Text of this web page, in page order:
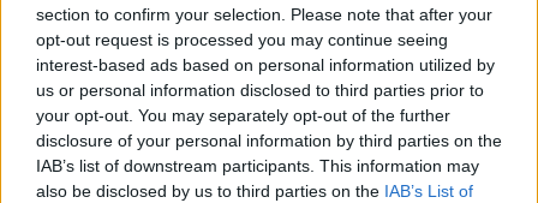
section to confirm your selection. Please note that after your
opt-out request is processed you may continue seeing
interest-based ads based on personal information utilized by
us or personal information disclosed to third parties prior to
your opt-out. You may separately opt-out of the further
disclosure of your personal information by third parties on the
IAB’s list of downstream participants. This information may
also be disclosed by us to third parties on the IAB’s List of
από τη χώρα.
Από το Κεντρικό Λιμεναρχείο Πάτρας που
διενεργεί τις προανακρίσεις, κατασχέθηκαν τα
ανωτέρω έγγραφα.